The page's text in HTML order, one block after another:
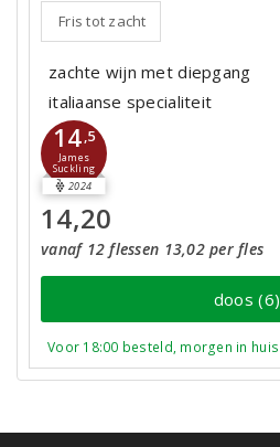
Fris tot zacht
zachte wijn met diepgang
italiaanse specialiteit
14,5
James
Suckling
2024
14,20
vanaf 12 flessen 13,02 per fles
doos (6)
Voor 18:00 besteld, morgen in huis